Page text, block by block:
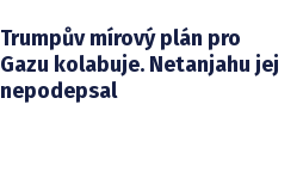
Trumpův mírový plán pro
Gazu kolabuje. Netanjahu jej
nepodepsal